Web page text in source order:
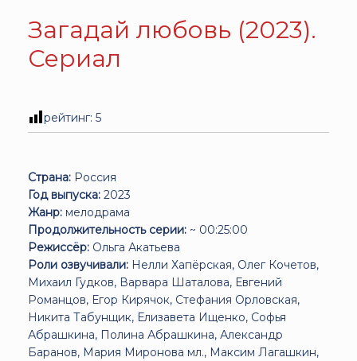
Загадай любовь (2023).
Сериал
рейтинг: 5
Страна: Россия
Год выпуска: 2023
Жанр: мелодрама
Продолжительность серии: ~ 00:25:00
Режиссёр: Ольга Акатьева
Роли озвучивали: Нелли Хапёрская, Олег Кочетов,
Михаил Гудков, Варвара Шаталова, Евгений
Романцов, Егор Кирячок, Стефания Орловская,
Никита Табунщик, Елизавета Ищенко, Софья
Абрашкина, Полина Абрашкина, Александр
Баранов, Мария Миронова мл., Максим Лагашкин,